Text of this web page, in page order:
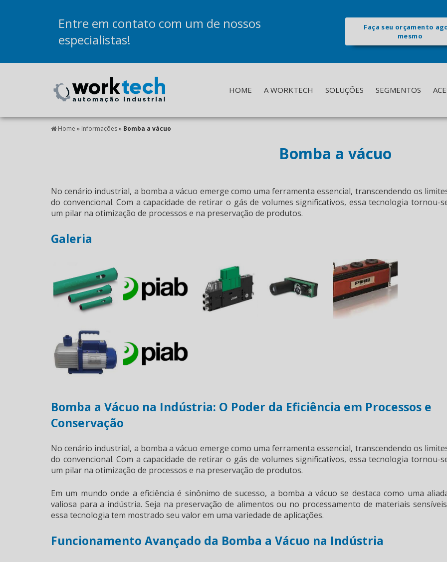
Entre em contato com um de nossos
especialistas!
Faça seu orçamento
mesmo
HOME A WORKTECH SOLUÇÕES SEGMENTOS
Home » Informações» Bomba a vácuo
Bomba a vácuo
No cenário industrial, a bomba a vácuo emerge como uma ferramenta essencial, transcendendo os
do convencional. Com a capacidade de retirar o gás de volumes significativos, essa tecnologia tornou-
um pilar na otimização de processos e na preservação de produtos.
Galeria
Bomba a Vácuo na Indústria: O Poder da Eficiência em Processos e
Conservação
No cenário industrial, a bomba a vácuo emerge como uma ferramenta essencial, transcendendo os
do convencional. Com a capacidade de retirar o gás de volumes significativos, essa tecnologia tornou-
um pilar na otimização de processos e na preservação de produtos.
Em um mundo onde a eficiência é sinônimo de sucesso, a bomba a vácuo se destaca como uma
valiosa para a indústria. Seja na preservação de alimentos ou no processamento de materiais
essa tecnologia tem mostrado seu valor em uma variedade de aplicações.
Funcionamento Avançado da Bomba a Vácuo na Indústria